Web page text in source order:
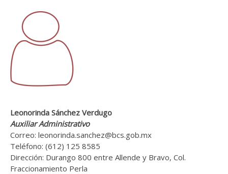
Leonorinda Sánchez Verdugo
Auxiliar Administrativo
Correo: leonorinda.sanchez@bcs.gob.mx
Teléfono: (612) 125 8585
Dirección: Durango 800 entre Allende y Bravo, Col.
Fraccionamiento Perla